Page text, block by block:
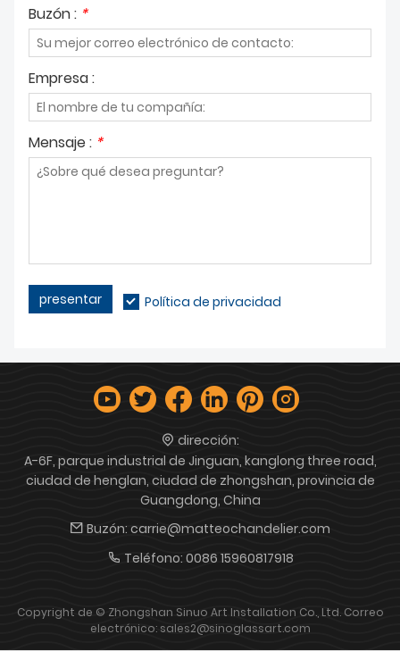
Buzón : *
Empresa :
Mensaje : *
presentar Política de privacidad
dirección:
A-6F, parque industrial de Jinguan, kanglong three road,
ciudad de henglan, ciudad de zhongshan, provincia de
Guangdong, China
Buzón: carrie@matteochandelier.com
Teléfono: 0086 15960817918
Copyright de © Zhongshan Sinuo Art Installation Co., Ltd. Correo
electrónico: sales2@sinoglassart.com